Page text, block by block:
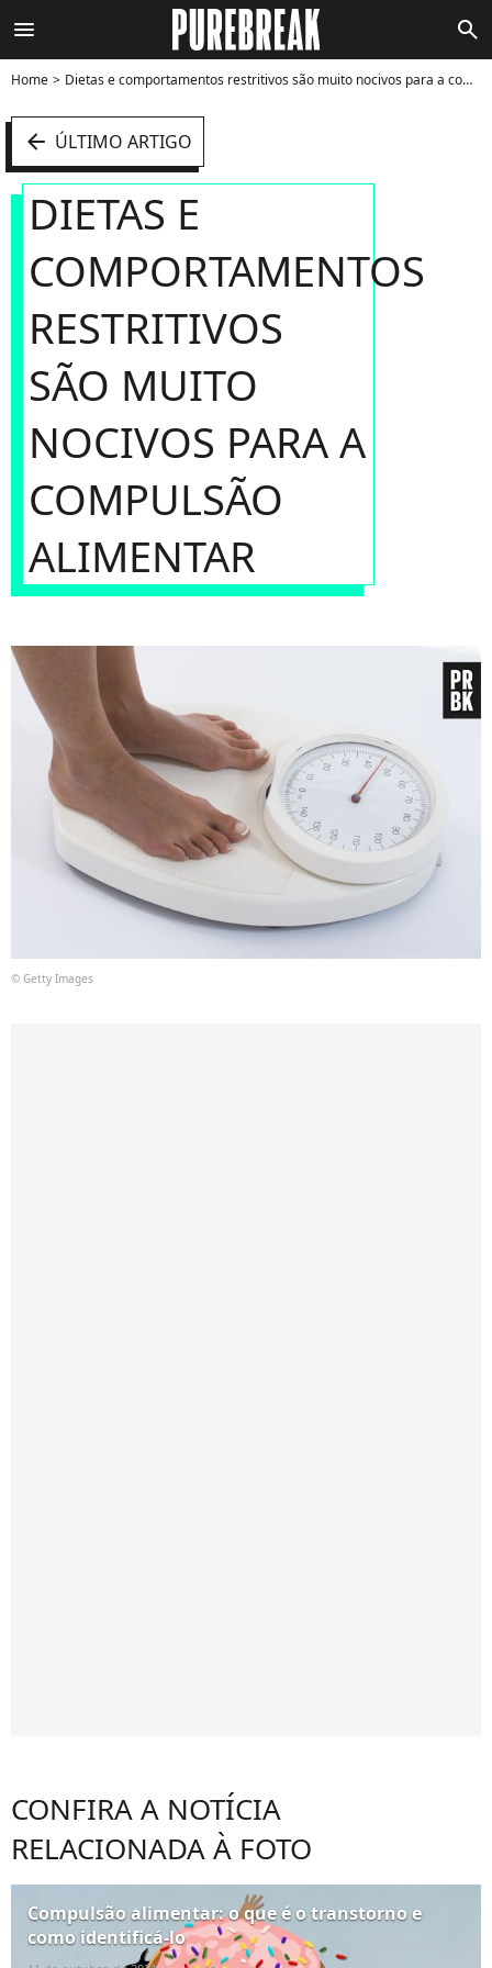
menu search
Home Dietas e comportamentos restritivos são muito nocivos para a compulsão alimentar - Foto
arrow_left ÚLTIMO ARTIGO
DIETAS E
COMPORTAMENTOS
RESTRITIVOS
SÃO MUITO
NOCIVOS PARA A
COMPULSÃO
ALIMENTAR
© Getty Images
CONFIRA A NOTÍCIA
RELACIONADA À FOTO
Compulsão alimentar: o que é o transtorno e
como identificá-lo